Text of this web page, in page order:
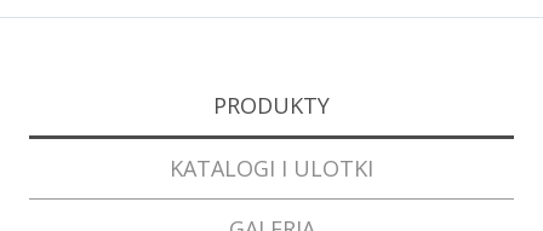
PRODUKTY
KATALOGI I ULOTKI